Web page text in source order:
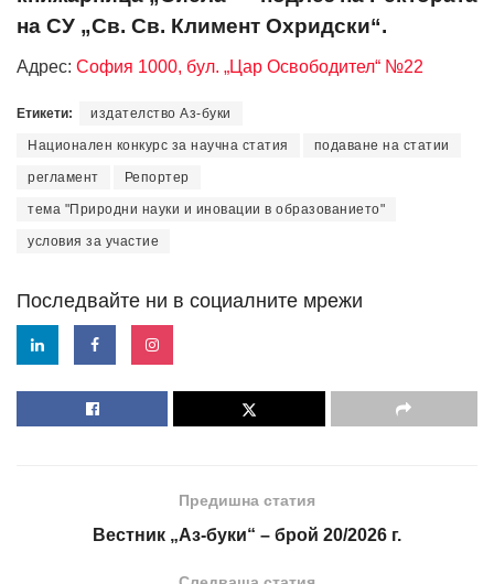
на СУ „Св. Св. Климент Охридски“.
Адрес: София 1000, бул. „Цар Освободител“ №22
Етикети: издателство Аз-буки
Национален конкурс за научна статия подаване на статии
регламент Репортер
тема "Природни науки и иновации в образованието"
условия за участие
Последвайте ни в социалните мрежи
Предишна статия
Вестник „Аз-буки“ – брой 20/2026 г.